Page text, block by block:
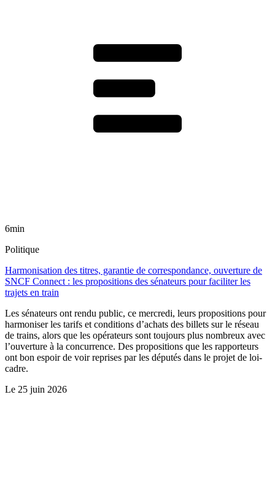
6min
Politique
Harmonisation des titres, garantie de correspondance, ouverture de
SNCF Connect : les propositions des sénateurs pour faciliter les
trajets en train
Les sénateurs ont rendu public, ce mercredi, leurs propositions pour
harmoniser les tarifs et conditions d’achats des billets sur le réseau
de trains, alors que les opérateurs sont toujours plus nombreux avec
l’ouverture à la concurrence. Des propositions que les rapporteurs
ont bon espoir de voir reprises par les députés dans le projet de loi-
cadre.
Le 25 juin 2026